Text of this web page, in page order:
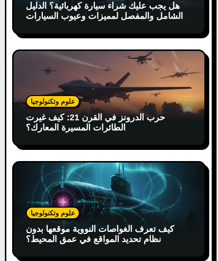
هل يجب عليك شراء سيارة كهربائية؟ الدليل
الشامل والمفصل لمميزات وعيوب السيارات
علوم وتكنولوجيا
حرب الدرونز في القرن 21: كيف غيرت
الطائرات المسيرة المعارك؟
علوم وتكنولوجيا
كيف تعرف الغواصات النووية موقعها بدون
نظام تحديد المواقع في عمق المحيط؟